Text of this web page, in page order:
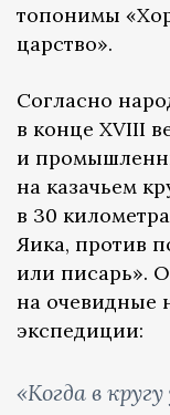
топонимы
царство».
Согласно
в конце XVIII
и
на казачьем
в 30
Яика, против
или писарь».
на очевидные
экспедиции:
«Когда в